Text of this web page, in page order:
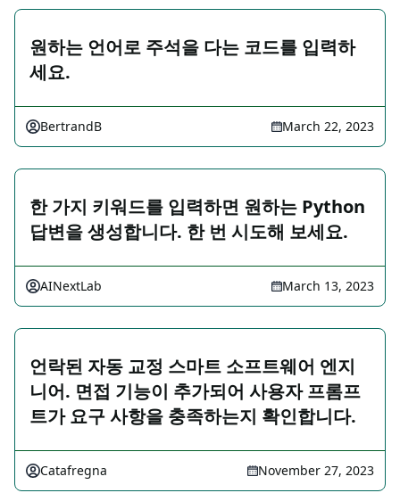
원하는 언어로 주석을 다는 코드를 입력하
세요.
BertrandB March 22, 2023
한 가지 키워드를 입력하면 원하는 Python
답변을 생성합니다. 한 번 시도해 보세요.
AINextLab March 13, 2023
언락된 자동 교정 스마트 소프트웨어 엔지
니어. 면접 기능이 추가되어 사용자 프롬프
트가 요구 사항을 충족하는지 확인합니다.
Catafregna November 27, 2023